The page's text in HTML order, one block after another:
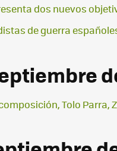
dos nuevos
de guerra
Tolo Parra,